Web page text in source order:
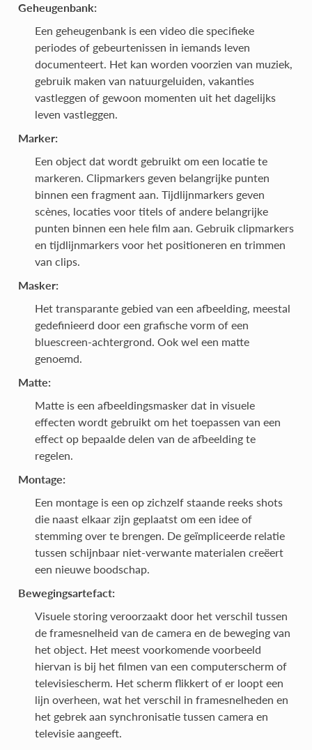
Geheugenbank:
Een geheugenbank is een video die specifieke
periodes of gebeurtenissen in iemands leven
documenteert. Het kan worden voorzien van muziek,
gebruik maken van natuurgeluiden, vakanties
vastleggen of gewoon momenten uit het dagelijks
leven vastleggen.
Marker:
Een object dat wordt gebruikt om een locatie te
markeren. Clipmarkers geven belangrijke punten
binnen een fragment aan. Tijdlijnmarkers geven
scènes, locaties voor titels of andere belangrijke
punten binnen een hele film aan. Gebruik clipmarkers
en tijdlijnmarkers voor het positioneren en trimmen
van clips.
Masker:
Het transparante gebied van een afbeelding, meestal
gedefinieerd door een grafische vorm of een
bluescreen-achtergrond. Ook wel een matte
genoemd.
Matte:
Matte is een afbeeldingsmasker dat in visuele
effecten wordt gebruikt om het toepassen van een
effect op bepaalde delen van de afbeelding te
regelen.
Montage:
Een montage is een op zichzelf staande reeks shots
die naast elkaar zijn geplaatst om een idee of
stemming over te brengen. De geïmpliceerde relatie
tussen schijnbaar niet-verwante materialen creëert
een nieuwe boodschap.
Bewegingsartefact:
Visuele storing veroorzaakt door het verschil tussen
de framesnelheid van de camera en de beweging van
het object. Het meest voorkomende voorbeeld
hiervan is bij het filmen van een computerscherm of
televisiescherm. Het scherm flikkert of er loopt een
lijn overheen, wat het verschil in framesnelheden en
het gebrek aan synchronisatie tussen camera en
televisie aangeeft.